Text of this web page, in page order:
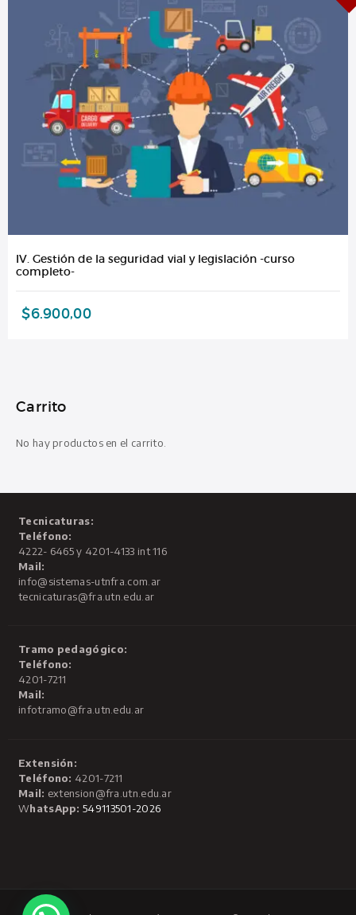
IV. Gestión de la seguridad vial y legislación -curso
completo-
$6.900,00
Carrito
No hay productos en el carrito.
Tecnicaturas:
Teléfono:
4222- 6465 y 4201-4133 int 116
Mail:
info@sistemas-utnfra.com.ar
tecnicaturas@fra.utn.edu.ar
Tramo pedagógico:
Teléfono:
4201-7211
Mail:
infotramo@fra.utn.edu.ar
Extensión:
Teléfono: 4201-7211
Mail: extension@fra.utn.edu.ar
WhatsApp: 549113501-2026